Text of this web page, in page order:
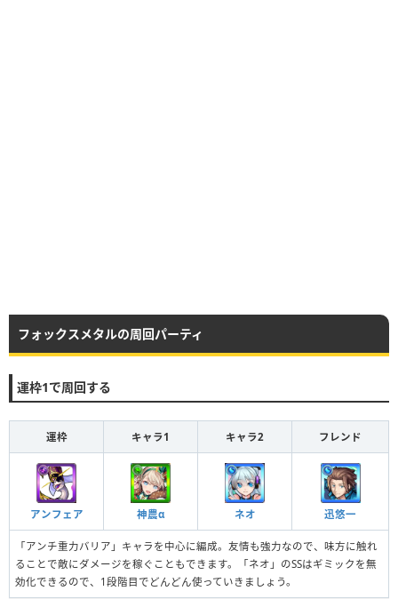
フォックスメタルの周回パーティ
運枠1で周回する
運枠 キャラ1 キャラ2 フレンド
アンフェア 神農α ネオ 迅悠一
「アンチ重力バリア」キャラを中心に編成。友情も強力なので、味方に触れ
ることで敵にダメージを稼ぐこともできます。「ネオ」のSSはギミックを無
効化できるので、1段階目でどんどん使っていきましょう。